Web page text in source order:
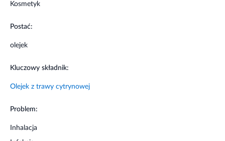
Kosmetyk
Postać:
olejek
Kluczowy składnik:
Olejek z trawy cytrynowej
Problem:
Inhalacja